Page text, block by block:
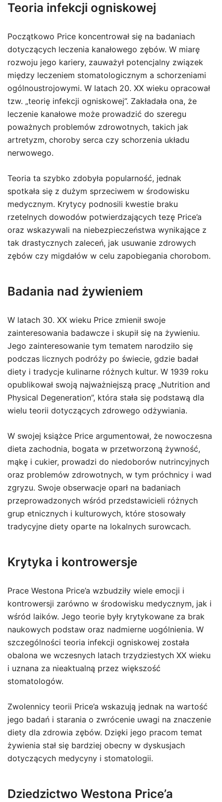
Teoria infekcji ogniskowej
Początkowo Price koncentrował się na badaniach
dotyczących leczenia kanałowego zębów. W miarę
rozwoju jego kariery, zauważył potencjalny związek
między leczeniem stomatologicznym a schorzeniami
ogólnoustrojowymi. W latach 20. XX wieku opracował
tzw. „teorię infekcji ogniskowej”. Zakładała ona, że
leczenie kanałowe może prowadzić do szeregu
poważnych problemów zdrowotnych, takich jak
artretyzm, choroby serca czy schorzenia układu
nerwowego.
Teoria ta szybko zdobyła popularność, jednak
spotkała się z dużym sprzeciwem w środowisku
medycznym. Krytycy podnosili kwestie braku
rzetelnych dowodów potwierdzających tezę Price’a
oraz wskazywali na niebezpieczeństwa wynikające z
tak drastycznych zaleceń, jak usuwanie zdrowych
zębów czy migdałów w celu zapobiegania chorobom.
Badania nad żywieniem
W latach 30. XX wieku Price zmienił swoje
zainteresowania badawcze i skupił się na żywieniu.
Jego zainteresowanie tym tematem narodziło się
podczas licznych podróży po świecie, gdzie badał
diety i tradycje kulinarne różnych kultur. W 1939 roku
opublikował swoją najważniejszą pracę „Nutrition and
Physical Degeneration”, która stała się podstawą dla
wielu teorii dotyczących zdrowego odżywiania.
W swojej książce Price argumentował, że nowoczesna
dieta zachodnia, bogata w przetworzoną żywność,
mąkę i cukier, prowadzi do niedoborów nutrincyjnych
oraz problemów zdrowotnych, w tym próchnicy i wad
zgryzu. Swoje obserwacje oparł na badaniach
przeprowadzonych wśród przedstawicieli różnych
grup etnicznych i kulturowych, które stosowały
tradycyjne diety oparte na lokalnych surowcach.
Krytyka i kontrowersje
Prace Westona Price’a wzbudziły wiele emocji i
kontrowersji zarówno w środowisku medycznym, jak i
wśród laików. Jego teorie były krytykowane za brak
naukowych podstaw oraz nadmierne uogólnienia. W
szczególności teoria infekcji ogniskowej została
obalona we wczesnych latach trzydziestych XX wieku
i uznana za nieaktualną przez większość
stomatologów.
Zwolennicy teorii Price’a wskazują jednak na wartość
jego badań i starania o zwrócenie uwagi na znaczenie
diety dla zdrowia zębów. Dzięki jego pracom temat
żywienia stał się bardziej obecny w dyskusjach
dotyczących medycyny i stomatologii.
Dziedzictwo Westona Price’a